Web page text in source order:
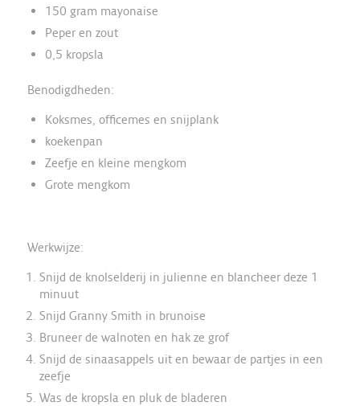
150 gram mayonaise
Peper en zout
0,5 kropsla
Benodigdheden:
Koksmes, officemes en snijplank
koekenpan
Zeefje en kleine mengkom
Grote mengkom
Werkwijze:
Snijd de knolselderij in julienne en blancheer deze 1
minuut
Snijd Granny Smith in brunoise
Bruneer de walnoten en hak ze grof
Snijd de sinaasappels uit en bewaar de partjes in een
zeefje
Was de kropsla en pluk de bladeren